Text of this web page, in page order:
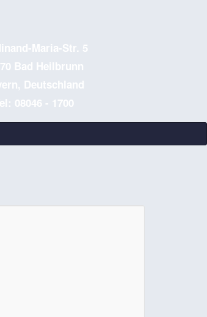
Maria-Str. 5
Bad Heilbrunn
Deutschland
08046 - 1700